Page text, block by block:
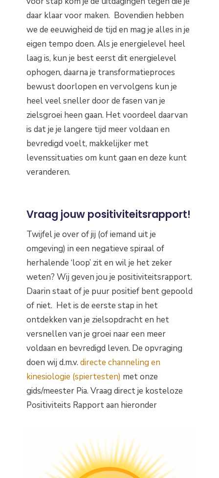
daar klaar voor maken. Bovendien hebben
we de eeuwigheid de tijd en mag je alles in je
eigen tempo doen. Als je energielevel heel
laag is, kun je best eerst dit energielevel
ophogen, daarna je transformatieproces
bewust doorlopen en vervolgens kun je
heel veel sneller door de fasen van je
zielsgroei heen gaan. Het voordeel daarvan
is dat je je langere tijd meer voldaan en
bevredigd voelt, makkelijker met
levenssituaties om kunt gaan en deze kunt
veranderen.
Vraag jouw positiviteitsrapport!
Twijfel je over of jij (of iemand uit je
omgeving) in een negatieve spiraal of
herhalende ‘loop’ zit en wil je het zeker
weten? Wij geven jou je positiviteitsrapport.
Daarin staat of je puur positief bent gepoold
of niet. Het is de eerste stap in het
ontdekken van je zielsopdracht en het
versnellen van je groei naar een meer
voldaan en bevredigd leven. De opvraging
doen wij d.m.v. directe channeling en
kinesiologie (spiertesten) met onze
gids/meester Pia. Vraag direct je kosteloze
Positiviteits Rapport aan hieronder